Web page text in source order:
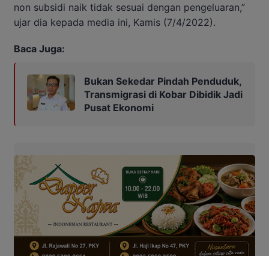
non subsidi naik tidak sesuai dengan pengeluaran,”
ujar dia kepada media ini, Kamis (7/4/2022).
Baca Juga:
Bukan Sekedar Pindah Penduduk,
Transmigrasi di Kobar Dibidik Jadi
Pusat Ekonomi